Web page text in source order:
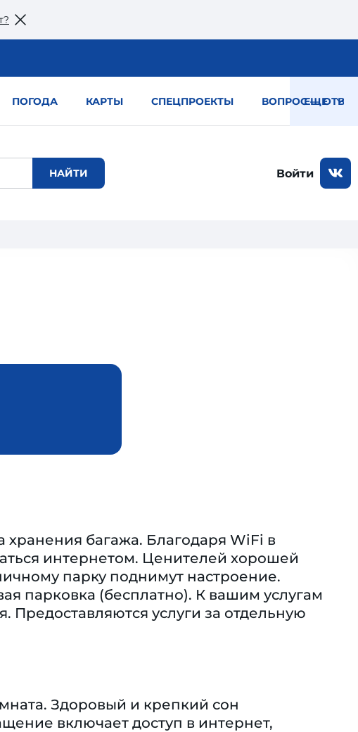
ПОГОДА КАРТЫ СПЕЦПРОЕКТЫ ВОПРОС — ОТВЕТ
ЕЩЕ
Войти
хранения багажа. Благодаря WiFi в
интернетом. Ценителей хорошей
парку поднимут настроение.
парковка (бесплатно). К вашим услугам
Предоставляются услуги за отдельную
Здоровый и крепкий сон
включает доступ в интернет,